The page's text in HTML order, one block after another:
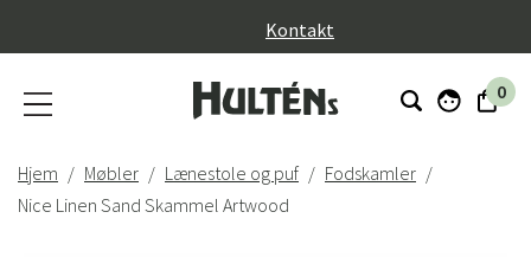
Kontakt
0
Hjem Møbler Lænestole og puf
Fodskamler
Nice Linen Sand Skammel Artwood